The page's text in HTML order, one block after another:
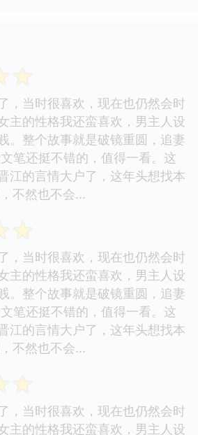
☆
，当时很喜欢，现在也仍然会时
主的性格我还蛮喜欢，男主人设
。整个故事就是破镜重圆，追妻
笔还挺不错的，值得一看。这
江的言情大户了，这年头想找本
不然也不会...
☆
，当时很喜欢，现在也仍然会时
主的性格我还蛮喜欢，男主人设
。整个故事就是破镜重圆，追妻
笔还挺不错的，值得一看。这
江的言情大户了，这年头想找本
不然也不会...
☆
，当时很喜欢，现在也仍然会时
主的性格我还蛮喜欢，男主人设